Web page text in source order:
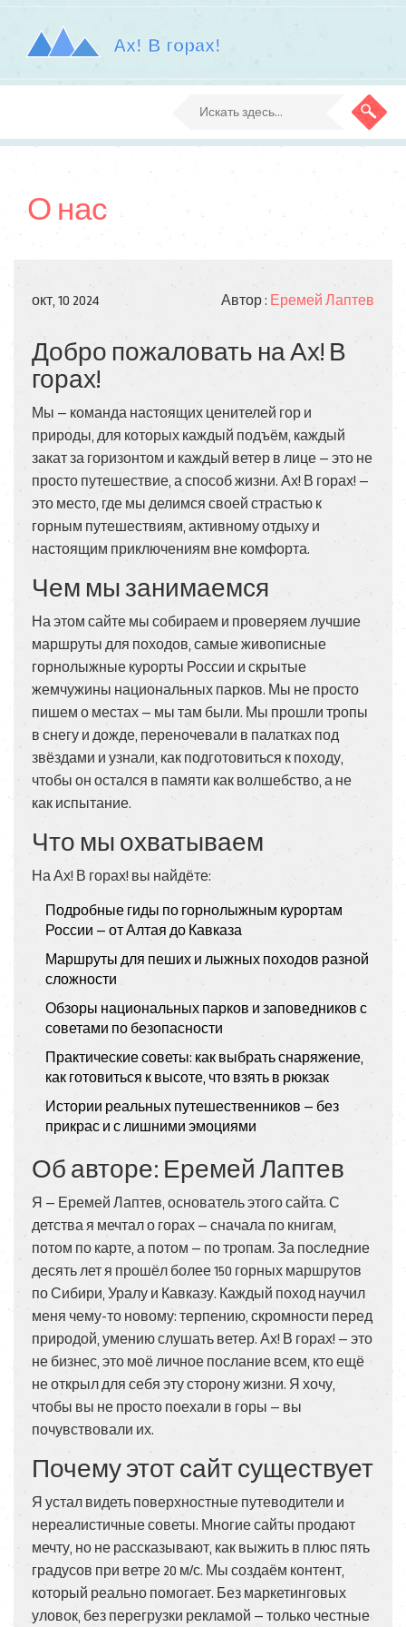
О нас
окт, 10 2024 Автор : Еремей Лаптев
Добро пожаловать на Ах! В
горах!
Мы — команда настоящих ценителей гор и
природы, для которых каждый подъём, каждый
закат за горизонтом и каждый ветер в лице — это не
просто путешествие, а способ жизни. Ах! В горах! —
это место, где мы делимся своей страстью к
горным путешествиям, активному отдыху и
настоящим приключениям вне комфорта.
Чем мы занимаемся
На этом сайте мы собираем и проверяем лучшие
маршруты для походов, самые живописные
горнолыжные курорты России и скрытые
жемчужины национальных парков. Мы не просто
пишем о местах — мы там были. Мы прошли тропы
в снегу и дожде, переночевали в палатках под
звёздами и узнали, как подготовиться к походу,
чтобы он остался в памяти как волшебство, а не
как испытание.
Что мы охватываем
На Ах! В горах! вы найдёте:
Подробные гиды по горнолыжным курортам
России — от Алтая до Кавказа
Маршруты для пеших и лыжных походов разной
сложности
Обзоры национальных парков и заповедников с
советами по безопасности
Практические советы: как выбрать снаряжение,
как готовиться к высоте, что взять в рюкзак
Истории реальных путешественников — без
прикрас и с лишними эмоциями
Об авторе: Еремей Лаптев
Я — Еремей Лаптев, основатель этого сайта. С
детства я мечтал о горах — сначала по книгам,
потом по карте, а потом — по тропам. За последние
десять лет я прошёл более 150 горных маршрутов
по Сибири, Уралу и Кавказу. Каждый поход научил
меня чему-то новому: терпению, скромности перед
природой, умению слушать ветер. Ах! В горах! — это
не бизнес, это моё личное послание всем, кто ещё
не открыл для себя эту сторону жизни. Я хочу,
чтобы вы не просто поехали в горы — вы
почувствовали их.
Почему этот сайт существует
Я устал видеть поверхностные путеводители и
нереалистичные советы. Многие сайты продают
мечту, но не рассказывают, как выжить в плюс пять
градусов при ветре 20 м/с. Мы создаём контент,
который реально помогает. Без маркетинговых
уловок, без перегрузки рекламой — только честные